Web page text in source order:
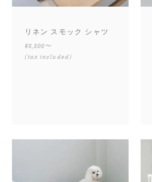
リネン スモック シャツ
¥8,800〜
(tax included)